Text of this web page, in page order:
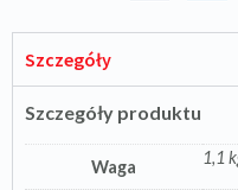
Szczegóły
Szczegóły produktu
Waga 1,1